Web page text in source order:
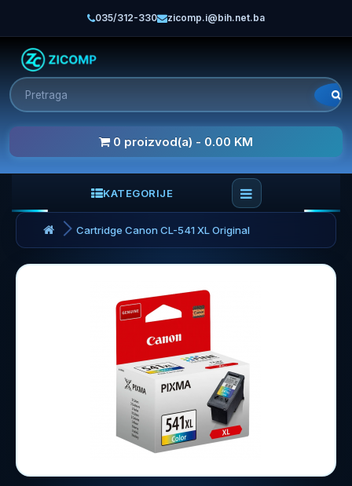
035/312-330 zicomp.i@bih.net.ba
0 proizvod(a) - 0.00 KM
KATEGORIJE
Cartridge Canon CL-541 XL Original